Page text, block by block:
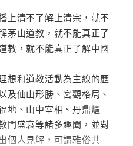
上清不了解上清宗，就不
茅山道教，就不能真正了
教，就不能真正了解中國
想和道教活動為主線的歷
及仙山形勝、宮觀格局、
地、山中宰相、丹鼎爐
門盛衰等諸多趣聞，並對
個人見解，可謂雅俗共